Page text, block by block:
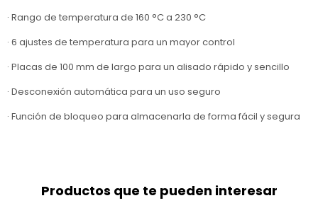
· Rango de temperatura de 160 °C a 230 °C
· 6 ajustes de temperatura para un mayor control
· Placas de 100 mm de largo para un alisado rápido y sencillo
· Desconexión automática para un uso seguro
· Función de bloqueo para almacenarla de forma fácil y segura
Productos que te pueden interesar